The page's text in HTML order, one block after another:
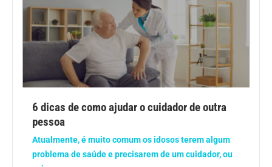
Bem estar
Vida Saudável
Saúde da mulher
Anemia
Anestesia
6 dicas de como ajudar o cuidador de outra
pessoa
Atualmente, é muito comum os idosos terem algum
problema de saúde e precisarem de um cuidador, ou